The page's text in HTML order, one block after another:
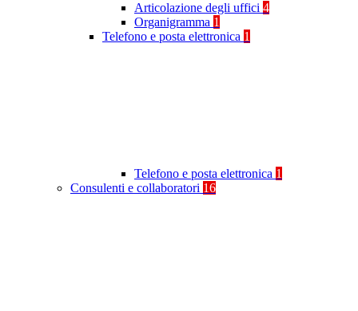
Articolazione degli uffici 4
Organigramma 1
Telefono e posta elettronica 1
Telefono e posta elettronica 1
Consulenti e collaboratori 16